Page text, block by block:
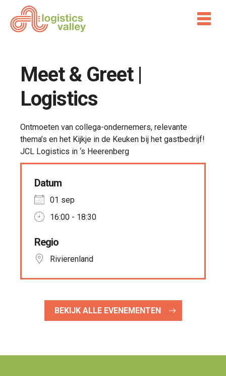
Meet & Greet |
Logistics
Ontmoeten van collega-ondernemers, relevante
thema’s en het Kijkje in de Keuken bij het gastbedrijf!
JCL Logistics in ‘s Heerenberg
Datum
01 sep
16:00 - 18:30
Regio
Rivierenland
BEKIJK ALLE EVENEMENTEN